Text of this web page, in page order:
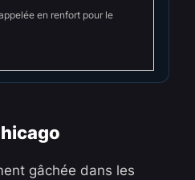
en renfort pour le
gâchée dans les